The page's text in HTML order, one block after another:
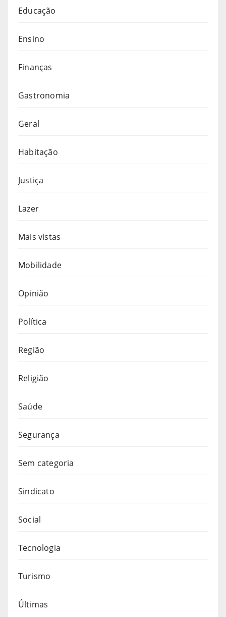
Educação
Ensino
Finanças
Gastronomia
Geral
Habitação
Justiça
Lazer
Mais vistas
Mobilidade
Opinião
Política
Região
Religião
Saúde
Segurança
Sem categoria
Sindicato
Social
Tecnologia
Turismo
Últimas